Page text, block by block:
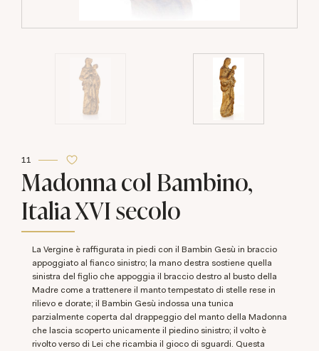
11
Madonna col Bambino,
Italia XVI secolo
La Vergine è raffigurata in piedi con il Bambin Gesù in braccio
appoggiato al fianco sinistro; la mano destra sostiene quella
sinistra del figlio che appoggia il braccio destro al busto della
Madre come a trattenere il manto tempestato di stelle rese in
rilievo e dorate; il Bambin Gesù indossa una tunica
parzialmente coperta dal drappeggio del manto della Madonna
che lascia scoperto unicamente il piedino sinistro; il volto è
rivolto verso di Lei che ricambia il gioco di sguardi. Questa